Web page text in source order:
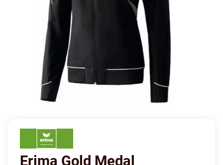
Erima Gold Medal